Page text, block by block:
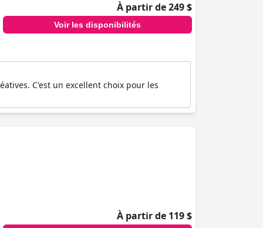
À partir de 249 $
Voir les disponibilités
C'est un excellent choix pour les
À partir de 119 $